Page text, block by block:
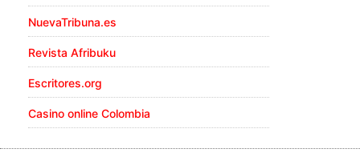
NuevaTribuna.es
Revista Afribuku
Escritores.org
Casino online Colombia